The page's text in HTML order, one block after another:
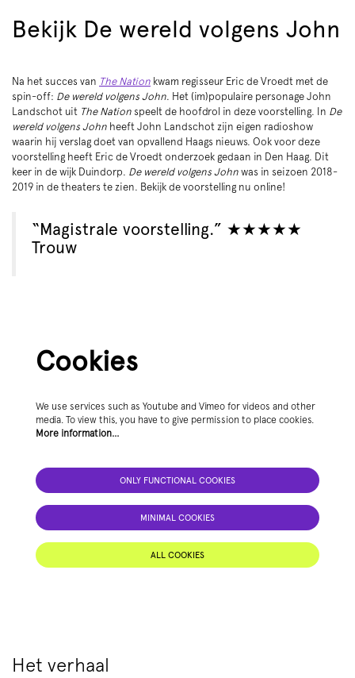
Bekijk De wereld volgens John
Na het succes van The Nation kwam regisseur Eric de Vroedt met de
spin-off: De wereld volgens John. Het (im)populaire personage John
Landschot uit The Nation speelt de hoofdrol in deze voorstelling. In De
wereld volgens John heeft John Landschot zijn eigen radioshow
waarin hij verslag doet van opvallend Haags nieuws. Ook voor deze
voorstelling heeft Eric de Vroedt onderzoek gedaan in Den Haag. Dit
keer in de wijk Duindorp. De wereld volgens John was in seizoen 2018-
2019 in de theaters te zien. Bekijk de voorstelling nu online!
“Magistrale voorstelling.” ★★★★★
Trouw
Cookies
We use services such as Youtube and Vimeo for videos and other
media. To view this, you have to give permission to place cookies.
More information…
ONLY FUNCTIONAL COOKIES
MINIMAL COOKIES
ALL COOKIES
Het verhaal
Zoom
in